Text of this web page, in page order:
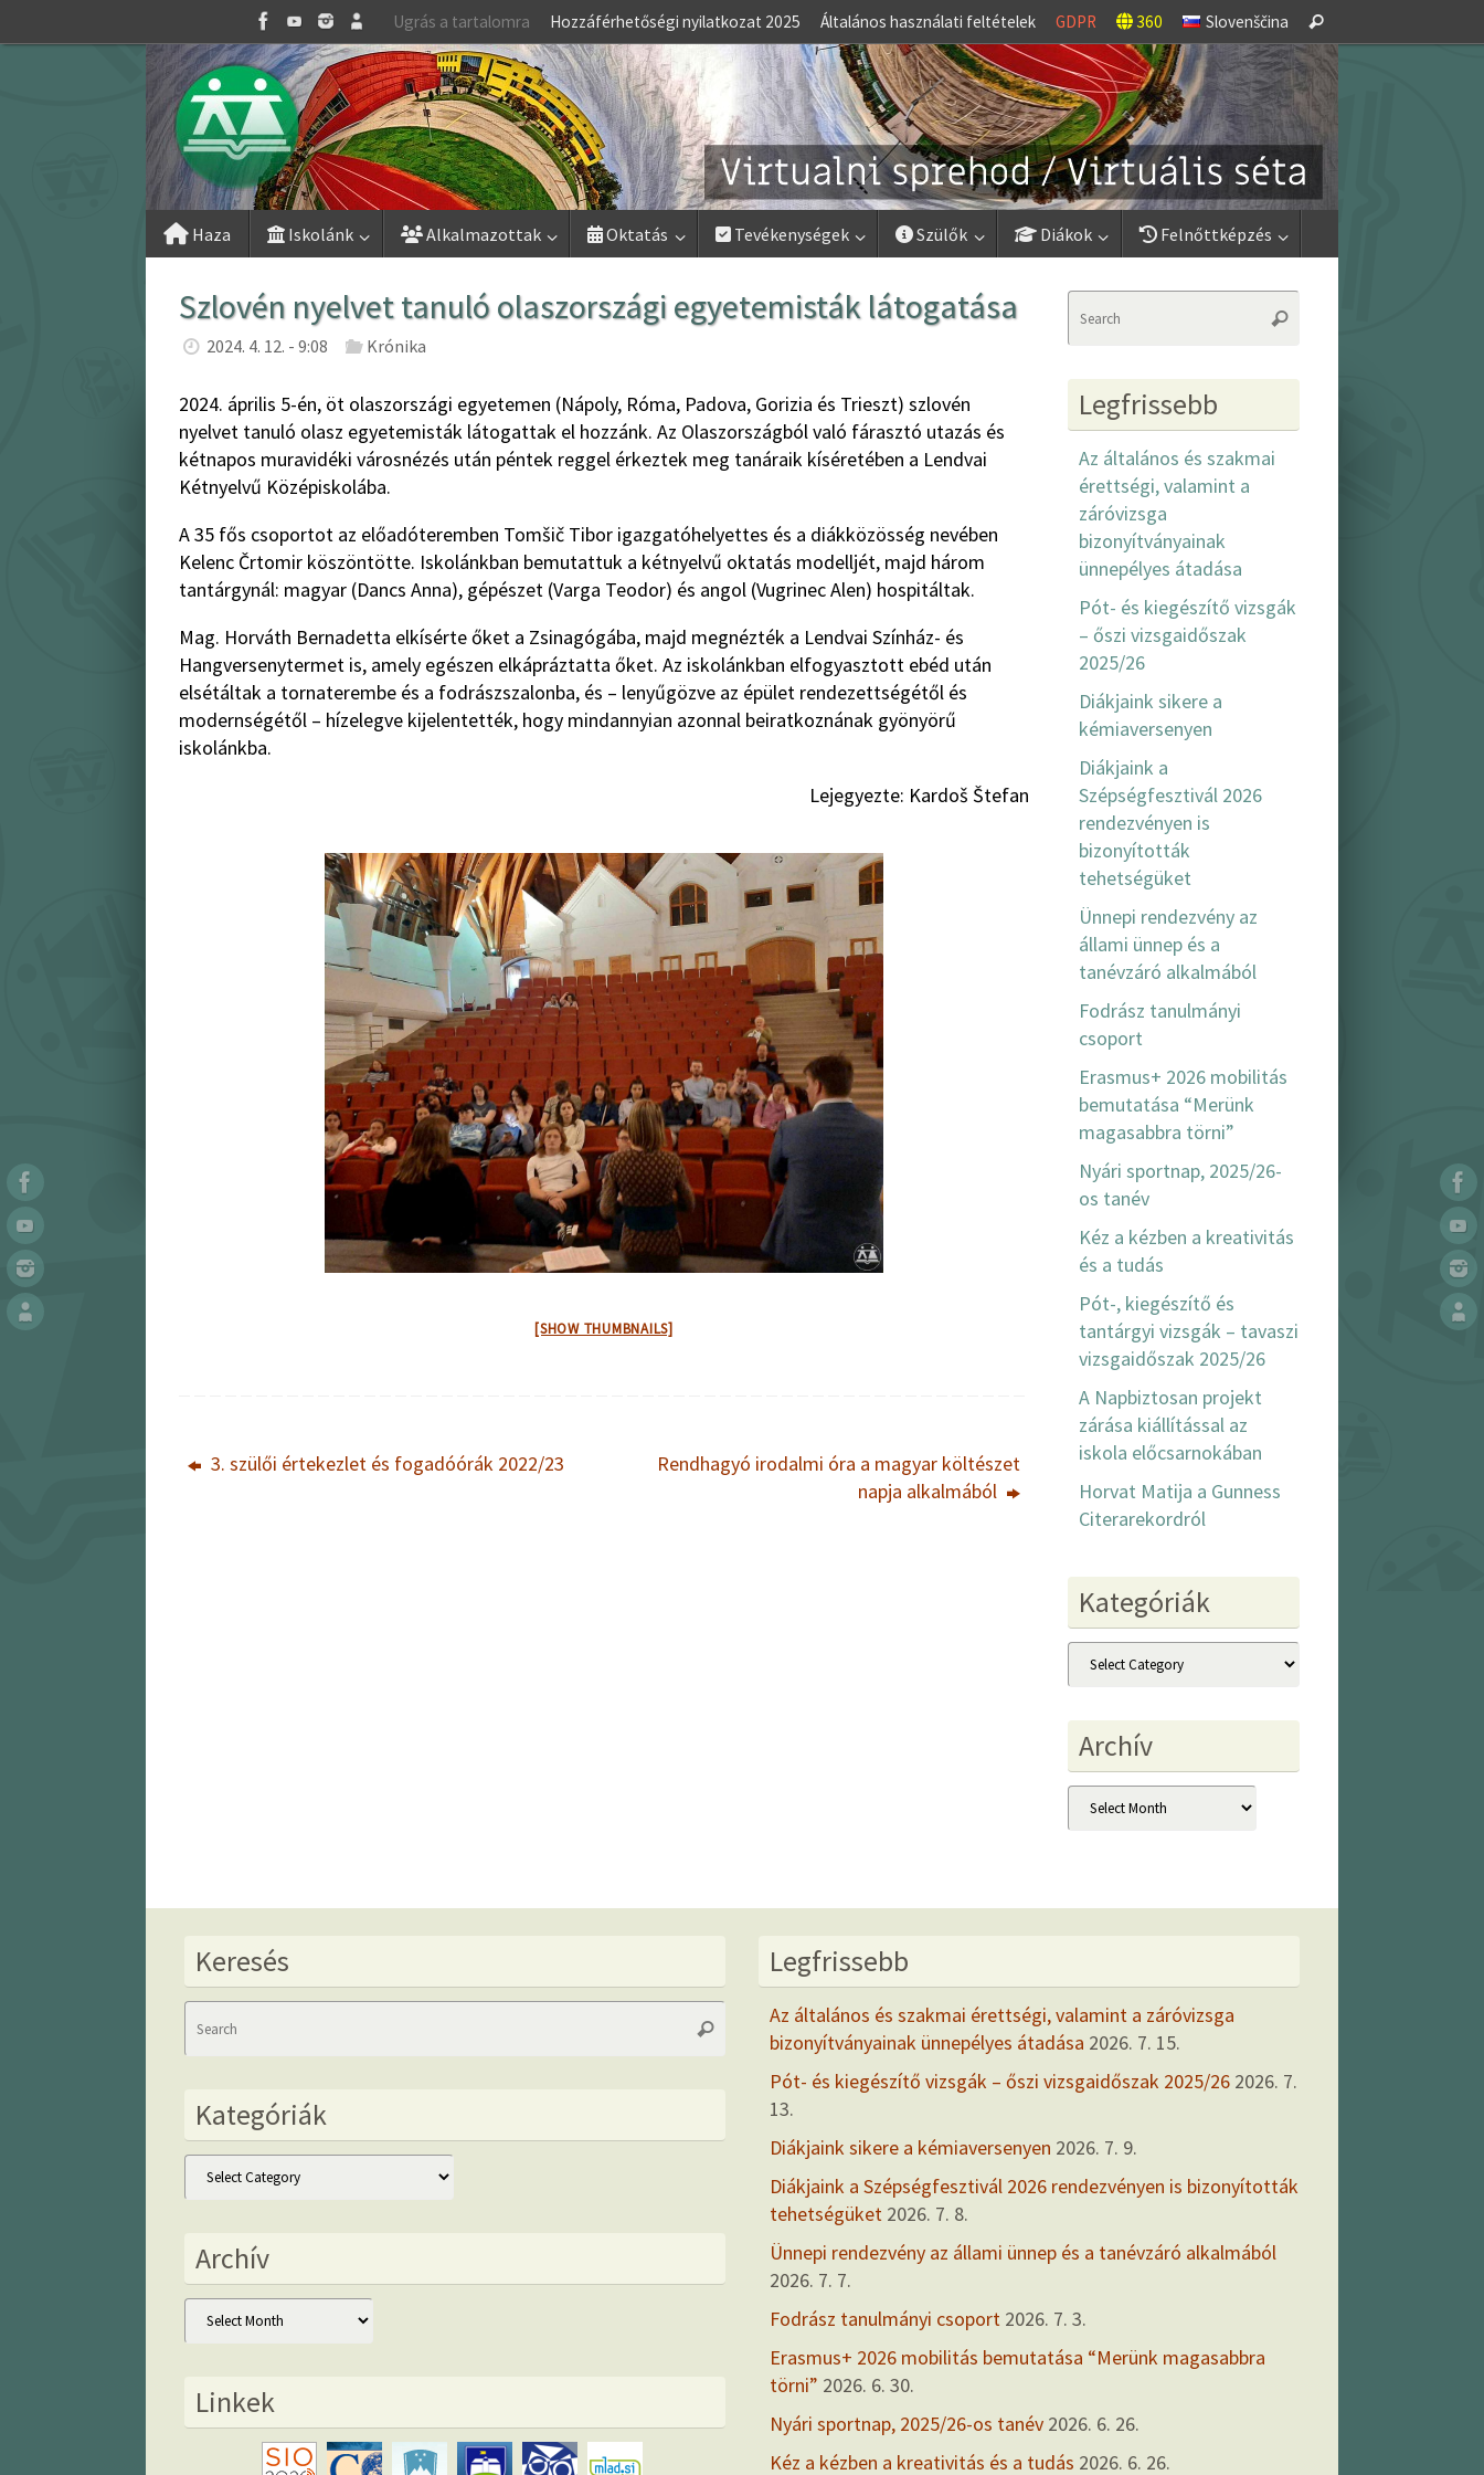
to
Ugrás a tartalomra Hozzáférhetőségi nyilatkozat 2025 Általános használati feltételek GDPR 360 Slovenščina
for:
Search
Skip
Haza Iskolánk Alkalmazottak Oktatás Tevékenységek Szülők Diákok Felnőttképzés
Szlovén nyelvet tanuló olaszországi egyetemisták látogatása
2024. 4. 12. - 9:08 Krónika
2024. április 5-én, öt olaszországi egyetemen (Nápoly, Róma, Padova, Gorizia és Trieszt) szlovén
nyelvet tanuló olasz egyetemisták látogattak el hozzánk. Az Olaszországból való fárasztó utazás és
kétnapos muravidéki városnézés után péntek reggel érkeztek meg tanáraik kíséretében a Lendvai
Kétnyelvű Középiskolába.
A 35 fős csoportot az előadóteremben Tomšič Tibor igazgatóhelyettes és a diákközösség nevében
Kelenc Črtomir köszöntötte. Iskolánkban bemutattuk a kétnyelvű oktatás modelljét, majd három
tantárgynál: magyar (Dancs Anna), gépészet (Varga Teodor) és angol (Vugrinec Alen) hospitáltak.
Mag. Horváth Bernadetta elkísérte őket a Zsinagógába, majd megnézték a Lendvai Színház- és
Hangversenytermet is, amely egészen elkápráztatta őket. Az iskolánkban elfogyasztott ebéd után
elsétáltak a tornaterembe és a fodrászszalonba, és – lenyűgözve az épület rendezettségétől és
modernségétől – hízelegve kijelentették, hogy mindannyian azonnal beiratkoznának gyönyörű
iskolánkba.
Lejegyezte: Kardoš Štefan
[SHOW THUMBNAILS]
3. szülői értekezlet és fogadóórák 2022/23
Rendhagyó irodalmi óra a magyar költészet
napja alkalmából
Search
Legfrissebb
Az általános és szakmai
érettségi, valamint a
záróvizsga
bizonyítványainak
ünnepélyes átadása
Pót- és kiegészítő vizsgák
– őszi vizsgaidőszak
2025/26
Diákjaink sikere a
kémiaversenyen
Diákjaink a
Szépségfesztivál 2026
rendezvényen is
bizonyították
tehetségüket
Ünnepi rendezvény az
állami ünnep és a
tanévzáró alkalmából
Fodrász tanulmányi
csoport
Erasmus+ 2026 mobilitás
bemutatása “Merünk
magasabbra törni”
Nyári sportnap, 2025/26-
os tanév
Kéz a kézben a kreativitás
és a tudás
Pót-, kiegészítő és
tantárgyi vizsgák – tavaszi
vizsgaidőszak 2025/26
A Napbiztosan projekt
zárása kiállítással az
iskola előcsarnokában
Horvat Matija a Gunness
Citerarekordról
Kategóriák
Kategóriák
Archív
Archív
Keresés
Search
Search
Kategóriák
Kategóriák
Archív
Archív
Linkek
Legfrissebb
Az általános és szakmai érettségi, valamint a záróvizsga
bizonyítványainak ünnepélyes átadása 2026. 7. 15.
Pót- és kiegészítő vizsgák – őszi vizsgaidőszak 2025/26 2026. 7.
13.
Diákjaink sikere a kémiaversenyen 2026. 7. 9.
Diákjaink a Szépségfesztivál 2026 rendezvényen is bizonyították
tehetségüket 2026. 7. 8.
Ünnepi rendezvény az állami ünnep és a tanévzáró alkalmából
2026. 7. 7.
Fodrász tanulmányi csoport 2026. 7. 3.
Erasmus+ 2026 mobilitás bemutatása “Merünk magasabbra
törni” 2026. 6. 30.
Nyári sportnap, 2025/26-os tanév 2026. 6. 26.
Kéz a kézben a kreativitás és a tudás 2026. 6. 26.